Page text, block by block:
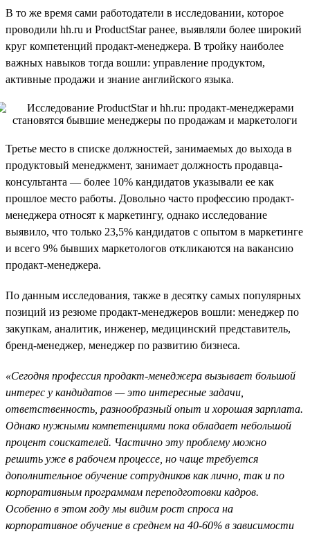
В то же время сами работодатели в исследовании, которое
проводили hh.ru и ProductStar ранее, выявляли более широкий
круг компетенций продакт-менеджера. В тройку наиболее
важных навыков тогда вошли: управление продуктом,
активные продажи и знание английского языка.
Третье место в списке должностей, занимаемых до выхода в
продуктовый менеджмент, занимает должность продавца-
консультанта — более 10% кандидатов указывали ее как
прошлое место работы. Довольно часто профессию продакт-
менеджера относят к маркетингу, однако исследование
выявило, что только 23,5% кандидатов с опытом в маркетинге
и всего 9% бывших маркетологов откликаются на вакансию
продакт-менеджера.
По данным исследования, также в десятку самых популярных
позиций из резюме продакт-менеджеров вошли: менеджер по
закупкам, аналитик, инженер, медицинский представитель,
бренд-менеджер, менеджер по развитию бизнеса.
«Сегодня профессия продакт-менеджера вызывает большой
интерес у кандидатов — это интересные задачи,
ответственность, разнообразный опыт и хорошая зарплата.
Однако нужными компетенциями пока обладает небольшой
процент соискателей. Частично эту проблему можно
решить уже в рабочем процессе, но чаще требуется
дополнительное обучение сотрудников как лично, так и по
корпоративным программам переподготовки кадров.
Особенно в этом году мы видим рост спроса на
корпоративное обучение в среднем на 40-60% в зависимости